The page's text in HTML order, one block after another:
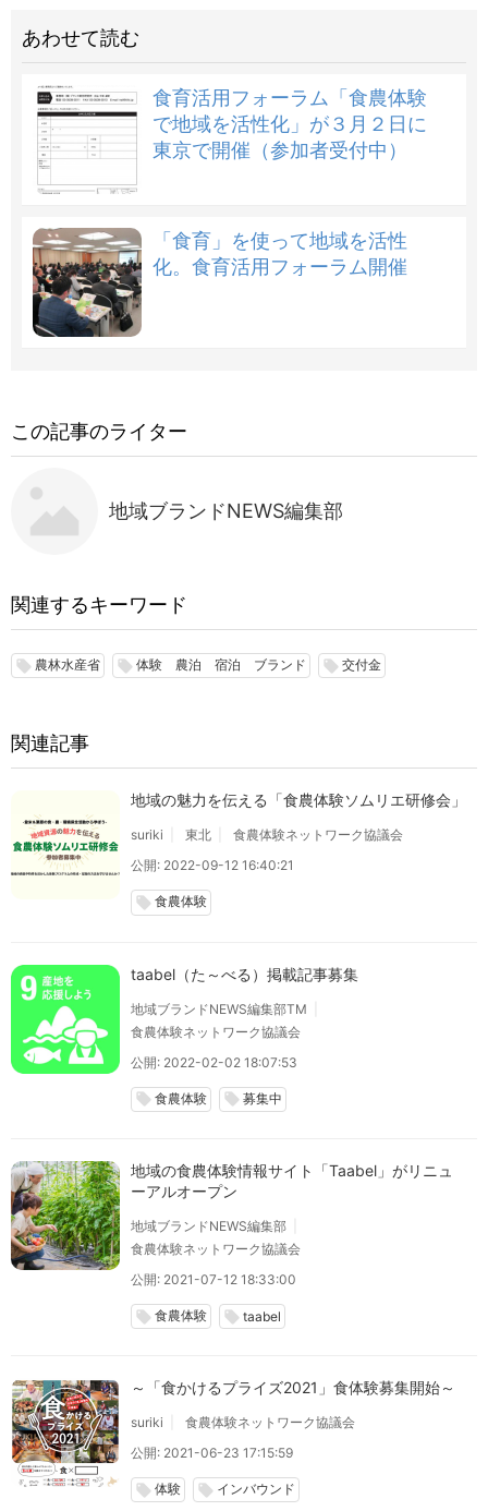
あわせて読む
食育活用フォーラム「食農体験
で地域を活性化」が３月２日に
東京で開催（参加者受付中）
「食育」を使って地域を活性
化。食育活用フォーラム開催
この記事のライター
地域ブランドNEWS編集部
関連するキーワード
local_offer 農林水産省 local_offer 体験 農泊 宿泊 ブランド local_offer 交付金
関連記事
地域の魅力を伝える「食農体験ソムリエ研修会」
suriki 東北
食農体験ネットワーク協議会
公開: 2022-09-12 16:40:21
local_offer 食農体験
taabel（た～べる）掲載記事募集
地域ブランドNEWS編集部TM
食農体験ネットワーク協議会
公開: 2022-02-02 18:07:53
local_offer 食農体験 local_offer 募集中
地域の食農体験情報サイト「Taabel」がリニュ
ーアルオープン
地域ブランドNEWS編集部
食農体験ネットワーク協議会
公開: 2021-07-12 18:33:00
local_offer 食農体験 local_offer taabel
～「食かけるプライズ2021」食体験募集開始～
suriki
食農体験ネットワーク協議会
公開: 2021-06-23 17:15:59
local_offer 体験 local_offer インバウンド